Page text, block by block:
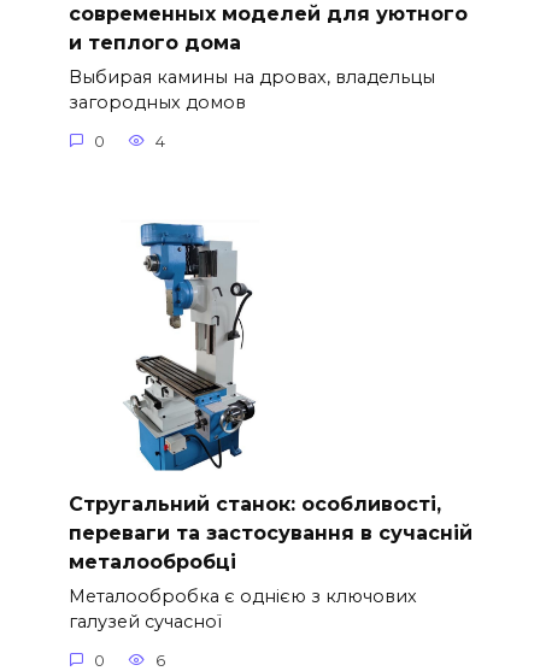
современных моделей для уютного
и теплого дома
Выбирая камины на дровах, владельцы
загородных домов
0 4
Стругальний станок: особливості,
переваги та застосування в сучасній
металообробці
Металообробка є однією з ключових
галузей сучасної
0 6